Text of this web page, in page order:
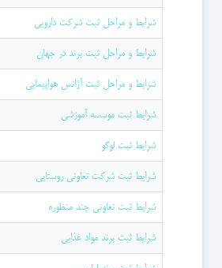
شرایط و مراحل ثبت شرکت دارویی
شرایط و مراحل ثبت برند در جهان
شرایط و مراحل ثبت آژانس هواپیمایی
شرایط ثبت موسسه آموزشی
شرایط ثبت لوگو
شرایط ثبت شرکت تعاونی روستایی
شرایط ثبت تعاونی چند منظوره
شرایط ثبت برند مواد غذایی